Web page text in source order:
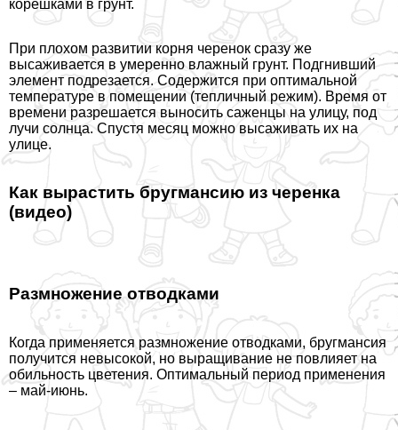
корешками в грунт.
При плохом развитии корня черенок сразу же
высаживается в умеренно влажный грунт. Подгнивший
элемент подрезается. Содержится при оптимальной
температуре в помещении (тепличный режим). Время от
времени разрешается выносить саженцы на улицу, под
лучи солнца. Спустя месяц можно высаживать их на
улице.
Как вырастить бругмансию из черенка
(видео)
Размножение отводками
Когда применяется размножение отводками, бругмансия
получится невысокой, но выращивание не повлияет на
обильность цветения. Оптимальный период применения
– май-июнь.